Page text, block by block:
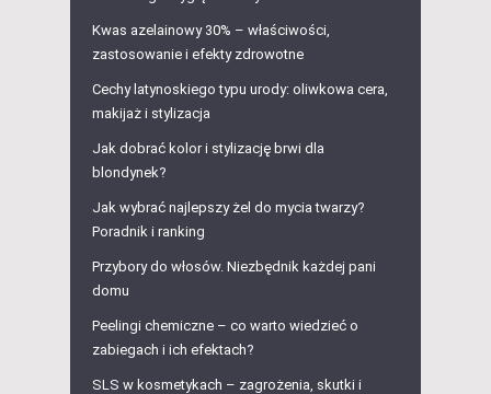
Kwas azelainowy 30% – właściwości,
zastosowanie i efekty zdrowotne
Cechy latynoskiego typu urody: oliwkowa cera,
makijaż i stylizacja
Jak dobrać kolor i stylizację brwi dla
blondynek?
Jak wybrać najlepszy żel do mycia twarzy?
Poradnik i ranking
Przybory do włosów. Niezbędnik każdej pani
domu
Peelingi chemiczne – co warto wiedzieć o
zabiegach i ich efektach?
SLS w kosmetykach – zagrożenia, skutki i